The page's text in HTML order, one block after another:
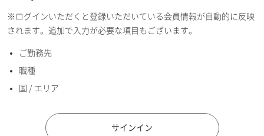
E-mailアドレス（半角英数）
国 / エリア
※ログインいただくと登録いただいている会員情報が自動的に反映
されます。追加で入力が必要な項目もございます。
ご勤務先
職種
国 / エリア
サインイン